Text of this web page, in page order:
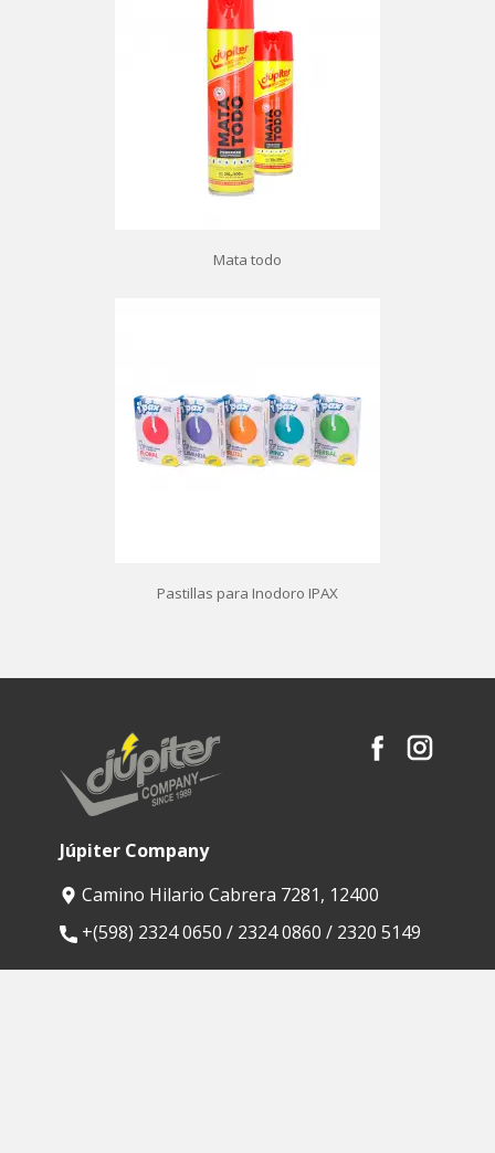
Mata todo
Pastillas para Inodoro IPAX
Júpiter Company
Camino Hilario Cabrera 7281, 12400
​+(598) 2324 0650 / 2324 0860 / 2320 5149